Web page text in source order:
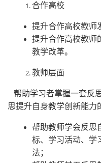
合作高校
提升合作高校教师
提升合作高校教师
教学改革。
教师层面
帮助学习者掌握一套反
思提升自身教学创新能力
帮助教师学会反思
标、学习活动、学
法；